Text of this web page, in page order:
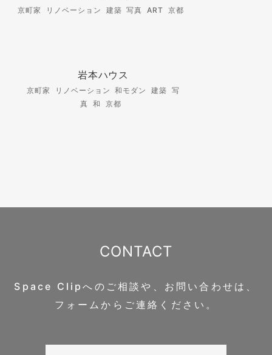
京町家 リノベーション 建築 写真 ART 京都
岩本ハウス
京町家 リノベーション 和モダン 建築 写
真 和 京都
CONTACT
Space Clipへのご相談や、お問い合わせは、
フォームからご連絡ください。